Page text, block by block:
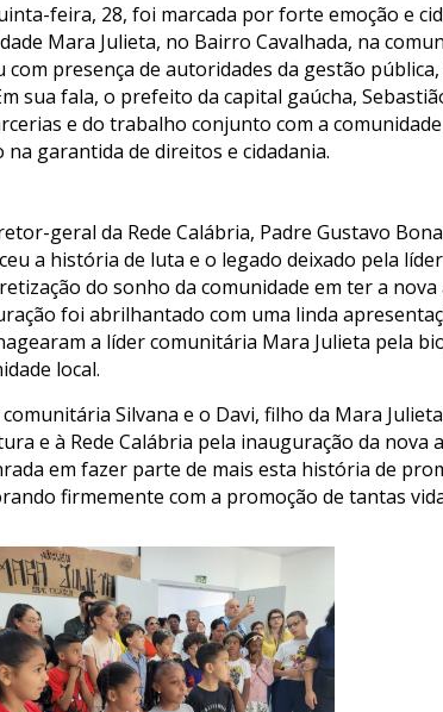
feira, 28, foi marcada por forte emoção e
Mara Julieta, no Bairro Cavalhada, na
com presença de autoridades da gestão
sua fala, o prefeito da capital gaúcha,
e do trabalho conjunto com a
na garantida de direitos e cidadania.
geral da Rede Calábria, Padre Gustavo
a história de luta e o legado deixado pela
do sonho da comunidade em ter a
foi abrilhantado com uma linda
a líder comunitária Mara Julieta pela
local.
Silvana e o Davi, filho da Mara
e à Rede Calábria pela inauguração da nova
em fazer parte de mais esta história de
firmemente com a promoção de tantas